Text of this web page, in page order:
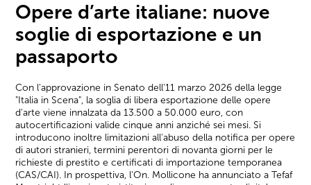
Opere d’arte italiane: nuove
soglie di esportazione e un
passaporto
Con l'approvazione in Senato dell'11 marzo 2026 della legge
"Italia in Scena", la soglia di libera esportazione delle opere
d'arte viene innalzata da 13.500 a 50.000 euro, con
autocertificazioni valide cinque anni anziché sei mesi. Si
introducono inoltre limitazioni all'abuso della notifica per opere
di autori stranieri, termini perentori di novanta giorni per le
richieste di prestito e certificati di importazione temporanea
(CAS/CAI). In prospettiva, l'On. Mollicone ha annunciato a Tefaf